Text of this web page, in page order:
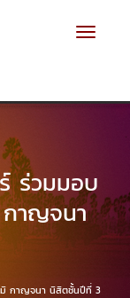
Toggle
ร่วมมอบ
าญจนา
มิ กาญจนา นิสิตชั้นปีที่ 3